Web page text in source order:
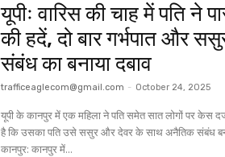
यूपीः वारिस की चाह में पति ने
की हदें, दो बार गर्भपात और
संबंध का बनाया दबाव
trafficeaglecom@gmail.com - October 24, 2025
यूपी के कानपुर में एक महिला ने पति समेत सात लोगों पर केस
है कि उसका पति उसे ससुर और देवर के साथ अनैतिक संबंध
कानपुर: कानपुर में...